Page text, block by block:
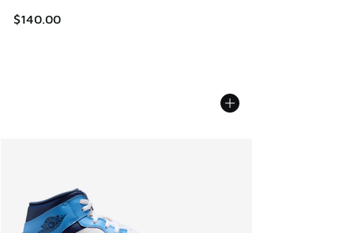
$140.00